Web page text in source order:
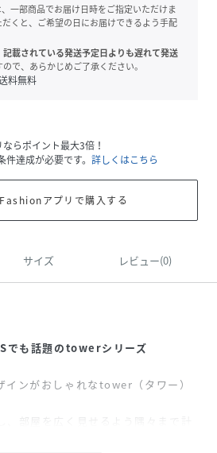
一部商品でお届け日時をご指定いただけま
くと、ご希望の日にお届けできるよう手配
載されている発送予定日よりも遅れて発送
で、あらかじめご了承ください。
料無料
ならポイント最大3倍！
達成が必要です。 詳しくはこちら
アプリで購入する
サイズ レビュー(0)
でも話題のtowerシリーズ
インがおしゃれなtower（タワー）
、部屋を広く見せるよう隅々まで計